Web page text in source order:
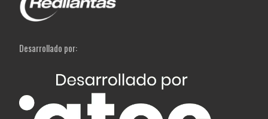
Desarrollado por: